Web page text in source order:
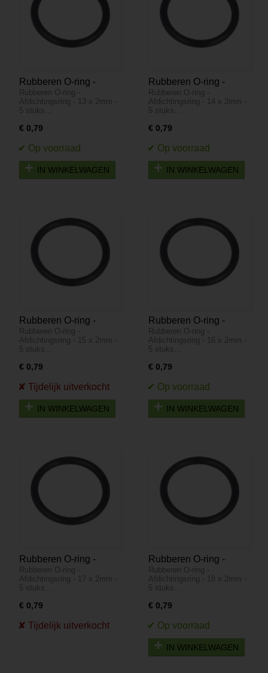
Rubberen O-ring -
Afdichtingsring - 13 x
2mm - 5 stuks
Rubberen O-ring -
Afdichtingsring - 13 x 2mm -
5 stuks…
€ 0,79
IN WINKELWAGEN
Rubberen O-ring -
Afdichtingsring - 14 x
2mm - 5 stuks
Rubberen O-ring -
Afdichtingsring - 14 x 2mm -
5 stuks…
€ 0,79
IN WINKELWAGEN
Rubberen O-ring -
Afdichtingsring - 15 x
2mm - 5 stuks
Rubberen O-ring -
Afdichtingsring - 15 x 2mm -
5 stuks…
€ 0,79
IN WINKELWAGEN
Rubberen O-ring -
Afdichtingsring - 16 x
2mm - 5 stuks
Rubberen O-ring -
Afdichtingsring - 16 x 2mm -
5 stuks…
€ 0,79
IN WINKELWAGEN
Rubberen O-ring -
Afdichtingsring - 17 x
2mm - 5 stuks
Rubberen O-ring -
Afdichtingsring - 17 x 2mm -
5 stuks…
€ 0,79
Rubberen O-ring -
Afdichtingsring - 18 x
2mm - 5 stuks
Rubberen O-ring -
Afdichtingsring - 18 x 2mm -
5 stuks…
€ 0,79
IN WINKELWAGEN